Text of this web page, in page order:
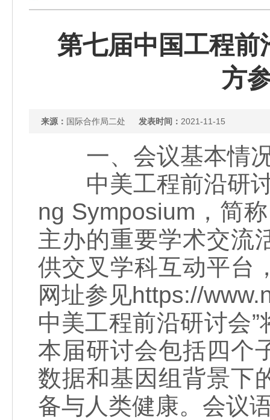
第七届中国工程前
方
来源： 国际合作局二处 发表时间： 2021-11-15
一、会议基本情
中美工程前沿研讨
ng Symposium，简
主办的重要学术交流
供交叉学科互动平台
网址参见https://
中美工程前沿研讨会
本届研讨会包括四个
数据和基因组背景下
备与人类健康。会议